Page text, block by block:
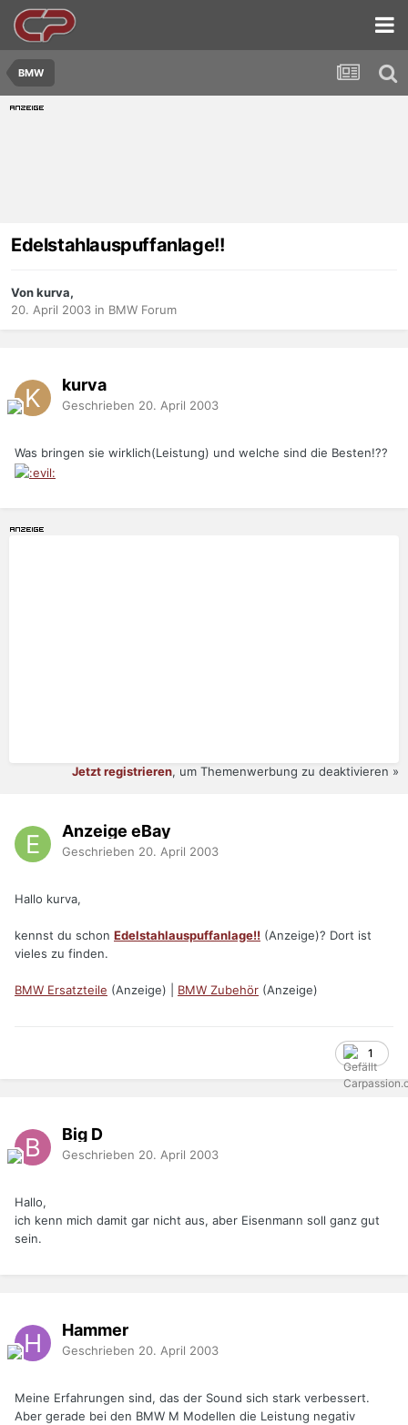
BMW
Edelstahlauspuffanlage!!
Von kurva,
20. April 2003 in BMW Forum
kurva
Geschrieben 20. April 2003
Was bringen sie wirklich(Leistung) und welche sind die Besten!??
Jetzt registrieren, um Themenwerbung zu deaktivieren »
Anzeige eBay
Geschrieben 20. April 2003
Hallo kurva,
kennst du schon Edelstahlauspuffanlage!! (Anzeige)? Dort ist
vieles zu finden.
BMW Ersatzteile (Anzeige) | BMW Zubehör (Anzeige)
1
Big D
Geschrieben 20. April 2003
Hallo,
ich kenn mich damit gar nicht aus, aber Eisenmann soll ganz gut
sein.
Hammer
Geschrieben 20. April 2003
Meine Erfahrungen sind, das der Sound sich stark verbessert.
Aber gerade bei den BMW M Modellen die Leistung negativ